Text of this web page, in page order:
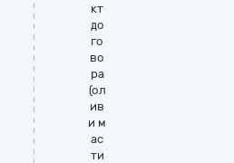
кт
до
го
во
ра
(ол
ив
и м
ас
ти